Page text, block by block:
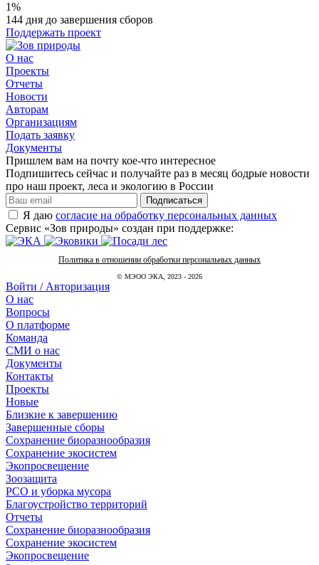
1%
144 дня до завершения сборов
Поддержать проект
О нас
Проекты
Отчеты
Новости
Авторам
Организациям
Подать заявку
Документы
Пришлем вам на почту кое-что интересное
Подпишитесь сейчас и получайте раз в месяц бодрые новости
про наш проект, леса и экологию в России
Подписаться
Я даю согласие на обработку персональных данных
Сервис «Зов природы» создан при поддержке:
Политика в отношении обработки персональных данных
© МЭОО ЭКА, 2023 - 2026
Войти / Авторизация
О нас
Вопросы
О платформе
Команда
СМИ о нас
Документы
Контакты
Проекты
Новые
Близкие к завершению
Завершенные сборы
Сохранение биоразнообразия
Сохранение экосистем
Экопросвещение
Зоозащита
РСО и уборка мусора
Благоустройство территорий
Отчеты
Сохранение биоразнообразия
Сохранение экосистем
Экопросвещение